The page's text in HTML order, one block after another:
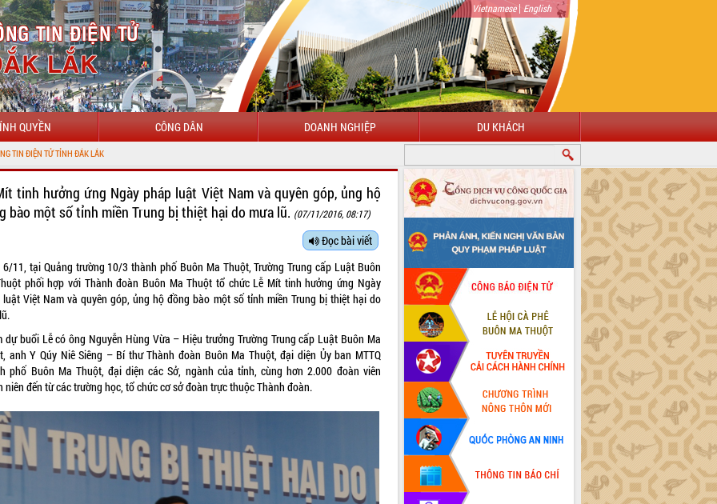
Vietnamese| English
QUYỀN CÔNG DÂN DOANH NGHIỆP DU KHÁCH
LẮK
tinh hưởng ứng Ngày pháp luật Việt Nam và quyên góp, ủng hộ
bào một số tỉnh miền Trung bị thiệt hại do mưa lũ. (07/11/2016, 08:17)
Đọc bài viết
6/11, tại Quảng trường 10/3 thành phố Buôn Ma Thuột, Trường Trung cấp Luật Buôn
phối hợp với Thành đoàn Buôn Ma Thuột tổ chức Lễ Mít tinh hưởng ứng Ngày
luật Việt Nam và quyên góp, ủng hộ đồng bào một số tỉnh miền Trung bị thiệt hại do
dự buổi Lễ có ông Nguyễn Hùng Vừa – Hiệu trưởng Trường Trung cấp Luật Buôn Ma
anh Y Qúy Niê Siêng – Bí thư Thành đoàn Buôn Ma Thuột, đại diện Ủy ban MTTQ
phố Buôn Ma Thuột, đại diện các Sở, ngành của tỉnh, cùng hơn 2.000 đoàn viên
niên đến từ các trường học, tổ chức cơ sở đoàn trực thuộc Thành đoàn.